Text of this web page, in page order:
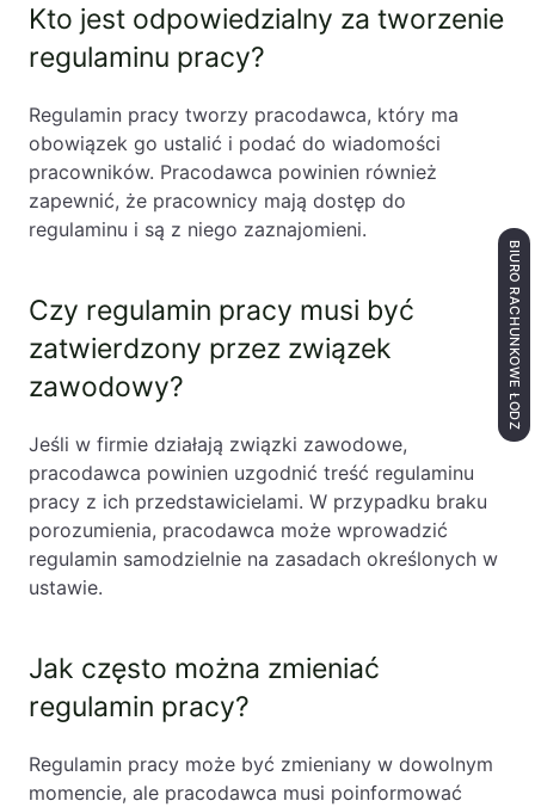
Kto jest odpowiedzialny za tworzenie
regulaminu pracy?
Regulamin pracy tworzy pracodawca, który ma
obowiązek go ustalić i podać do wiadomości
pracowników. Pracodawca powinien również
zapewnić, że pracownicy mają dostęp do
regulaminu i są z niego zaznajomieni.
Czy regulamin pracy musi być
zatwierdzony przez związek
zawodowy?
Jeśli w firmie działają związki zawodowe,
pracodawca powinien uzgodnić treść regulaminu
pracy z ich przedstawicielami. W przypadku braku
porozumienia, pracodawca może wprowadzić
regulamin samodzielnie na zasadach określonych w
ustawie.
Jak często można zmieniać
regulamin pracy?
Regulamin pracy może być zmieniany w dowolnym
momencie, ale pracodawca musi poinformować
BIURO RACHUNKOWE ŁÓDŹ